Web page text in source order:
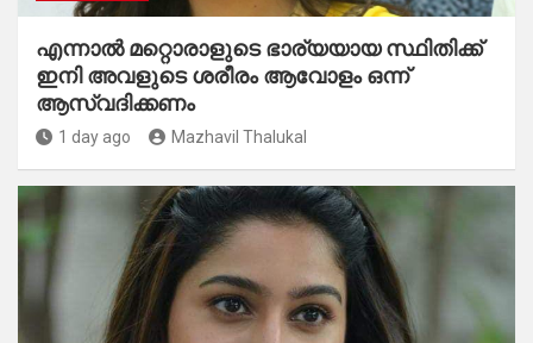
എന്നാൽ മറ്റൊരാളുടെ ഭാര്യയായ സ്ഥിതിക്ക്
ഇനി അവളുടെ ശരീരം ആവോളം ഒന്ന്
ആസ്വദിക്കണം
1 day ago Mazhavil Thalukal